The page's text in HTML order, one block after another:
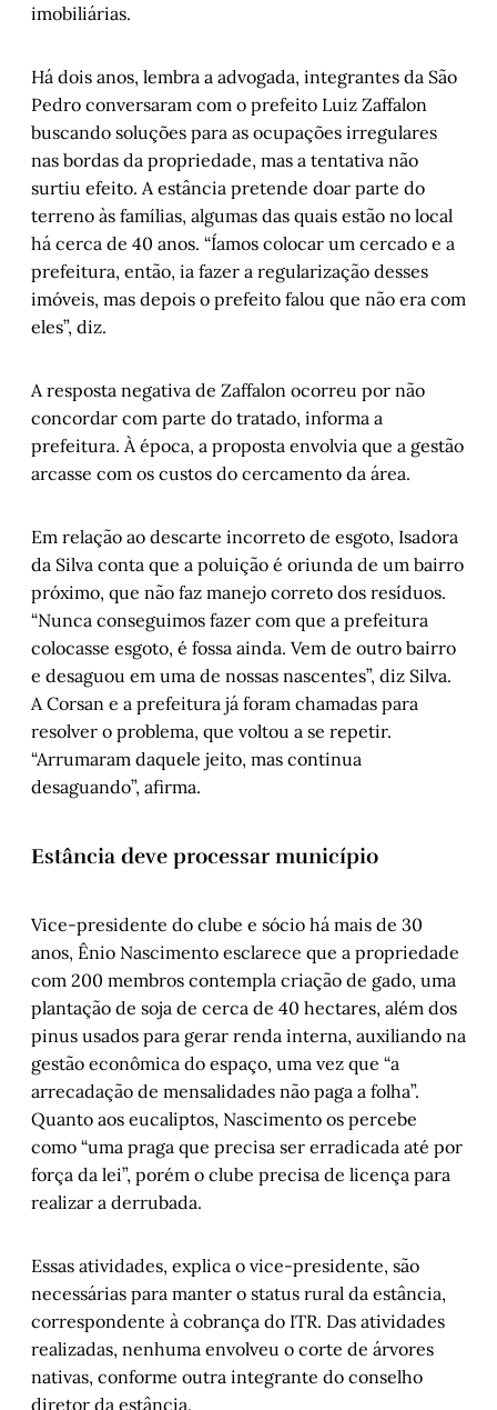
imobiliárias.
Há dois anos, lembra a advogada, integrantes da São
Pedro conversaram com o prefeito Luiz Zaffalon
buscando soluções para as ocupações irregulares
nas bordas da propriedade, mas a tentativa não
surtiu efeito. A estância pretende doar parte do
terreno às famílias, algumas das quais estão no local
há cerca de 40 anos. “Íamos colocar um cercado e a
prefeitura, então, ia fazer a regularização desses
imóveis, mas depois o prefeito falou que não era com
eles”, diz.
A resposta negativa de Zaffalon ocorreu por não
concordar com parte do tratado, informa a
prefeitura. À época, a proposta envolvia que a gestão
arcasse com os custos do cercamento da área.
Em relação ao descarte incorreto de esgoto, Isadora
da Silva conta que a poluição é oriunda de um bairro
próximo, que não faz manejo correto dos resíduos.
“Nunca conseguimos fazer com que a prefeitura
colocasse esgoto, é fossa ainda. Vem de outro bairro
e desaguou em uma de nossas nascentes”, diz Silva.
A Corsan e a prefeitura já foram chamadas para
resolver o problema, que voltou a se repetir.
“Arrumaram daquele jeito, mas continua
desaguando”, afirma.
Estância deve processar município
Vice-presidente do clube e sócio há mais de 30
anos, Ênio Nascimento esclarece que a propriedade
com 200 membros contempla criação de gado, uma
plantação de soja de cerca de 40 hectares, além dos
pinus usados para gerar renda interna, auxiliando na
gestão econômica do espaço, uma vez que “a
arrecadação de mensalidades não paga a folha”.
Quanto aos eucaliptos, Nascimento os percebe
como “uma praga que precisa ser erradicada até por
força da lei”, porém o clube precisa de licença para
realizar a derrubada.
Essas atividades, explica o vice-presidente, são
necessárias para manter o status rural da estância,
correspondente à cobrança do ITR. Das atividades
realizadas, nenhuma envolveu o corte de árvores
nativas, conforme outra integrante do conselho
diretor da estância.